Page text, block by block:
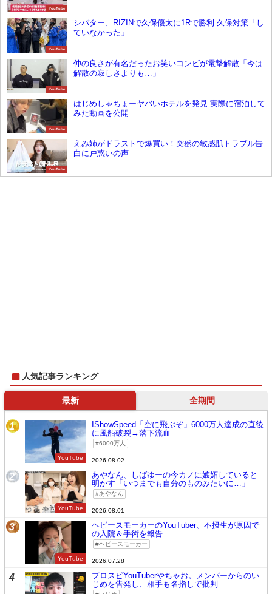
YouTube
YouTube
シバター、RIZINで久保優太に1Rで勝利 久保対策「し
ていなかった」
YouTube
仲の良さが有名だったお笑いコンビが電撃解散「今は
解散の寂しさよりも…」
YouTube
はじめしゃちょーヤバいホテルを発見 実際に宿泊して
みた動画を公開
YouTube
えみ姉がドラストで爆買い！突然の敏感肌トラブル告
白に戸惑いの声
人気記事ランキング
最新 全期間
1
YouTube
IShowSpeed「空に飛ぶぞ」6000万人達成の直後
に風船破裂→落下流血
6000万人
2026.08.02
2
YouTube
あやなん、しばゆーの今カノに嫉妬していると
明かす「いつまでも自分のものみたいに…」
あやなん
2026.08.01
3
YouTube
ヘビースモーカーのYouTuber、不摂生が原因で
の入院＆手術を報告
ヘビースモーカー
2026.07.28
4
プロスピYouTuberやちゃお。メンバーからのい
じめを告発し、相手も名指しで批判